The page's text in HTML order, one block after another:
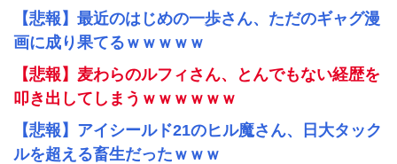
【悲報】最近のはじめの一歩さん、ただのギャグ漫
画に成り果てるｗｗｗｗｗ
【悲報】麦わらのルフィさん、とんでもない経歴を
叩き出してしまうｗｗｗｗｗｗ
【悲報】アイシールド21のヒル魔さん、日大タック
ルを超える畜生だったｗｗｗ